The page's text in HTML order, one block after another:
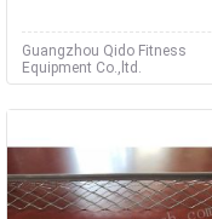
Guangzhou Qido Fitness
Equipment Co.,ltd.